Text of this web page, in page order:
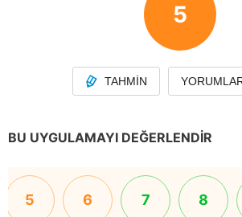
5
TAHMIN
BU UYGULAMAYI DEĞERLENDIR
5 6 7 8